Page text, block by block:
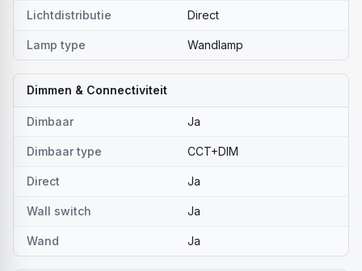
Lichtdistributie Direct
Lamp type Wandlamp
Dimmen & Connectiviteit
Dimbaar Ja
Dimbaar type CCT+DIM
Direct Ja
Wall switch Ja
Wand Ja